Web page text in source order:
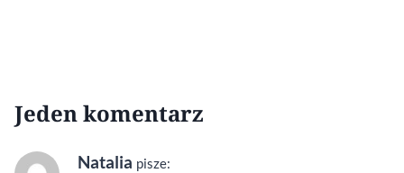
Jeden komentarz
Natalia pisze: